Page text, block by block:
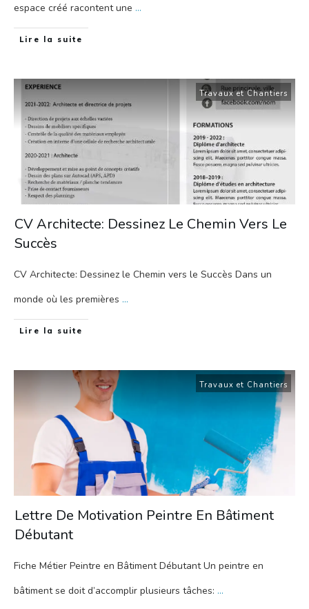
espace créé racontent une ...
Lire la suite
Travaux et Chantiers
CV Architecte: Dessinez Le Chemin Vers Le
Succès
CV Architecte: Dessinez le Chemin vers le Succès Dans un
monde où les premières ...
Lire la suite
Travaux et Chantiers
Lettre De Motivation Peintre En Bâtiment
Débutant
Fiche Métier Peintre en Bâtiment Débutant Un peintre en
bâtiment se doit d’accomplir plusieurs tâches: ...